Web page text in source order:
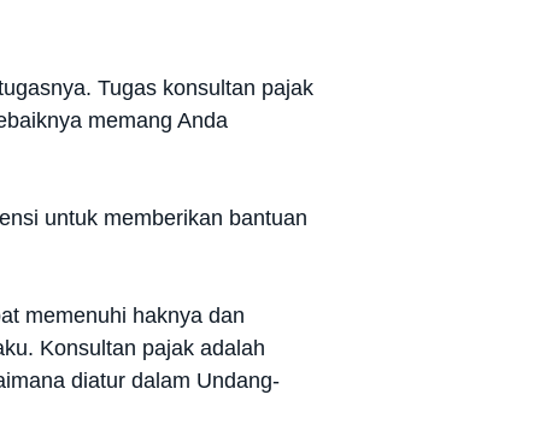
Tugas konsultan pajak
memang Anda
untuk memberikan bantuan
memenuhi haknya dan
Konsultan pajak adalah
diatur dalam Undang-